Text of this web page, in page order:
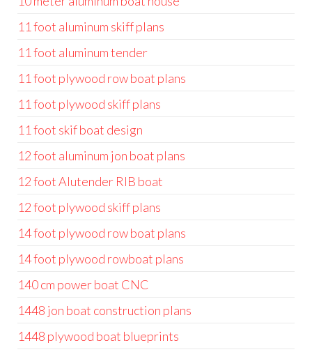
11 foot aluminum skiff plans
11 foot aluminum tender
11 foot plywood row boat plans
11 foot plywood skiff plans
11 foot skif boat design
12 foot aluminum jon boat plans
12 foot Alutender RIB boat
12 foot plywood skiff plans
14 foot plywood row boat plans
14 foot plywood rowboat plans
140 cm power boat CNC
1448 jon boat construction plans
1448 plywood boat blueprints